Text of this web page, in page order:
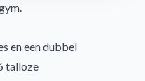
en een dubbel
talloze